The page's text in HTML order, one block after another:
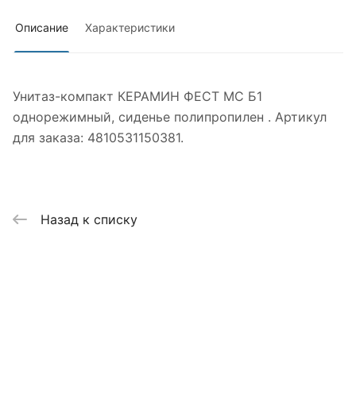
Описание Характеристики
Унитаз-компакт КЕРАМИН ФЕСТ МС Б1
однорежимный, сиденье полипропилен . Артикул
для заказа: 4810531150381.
Назад к списку